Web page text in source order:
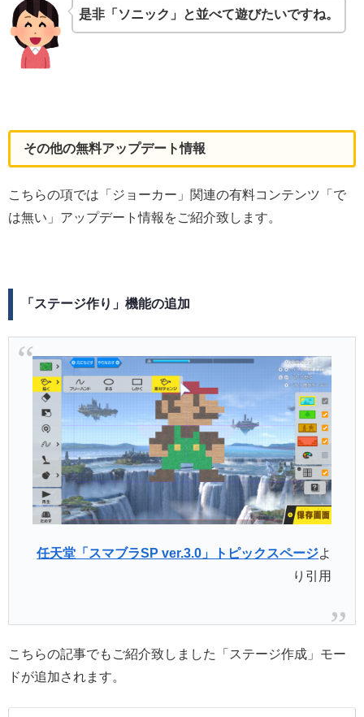
是非「ソニック」と並べて遊びたいですね。
その他の無料アップデート情報
こちらの項では「ジョーカー」関連の有料コンテンツ「で
は無い」アップデート情報をご紹介致します。
「ステージ作り」機能の追加
任天堂「スマブラSP ver.3.0」トピックスページよ
り引用
こちらの記事でもご紹介致しました「ステージ作成」モー
ドが追加されます。